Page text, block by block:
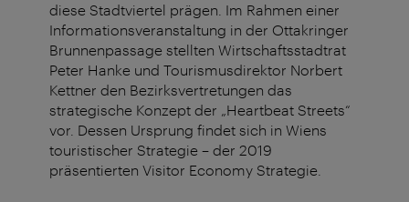
diese Stadtviertel prägen. Im Rahmen einer
Informationsveranstaltung in der Ottakringer
Brunnenpassage stellten Wirtschaftsstadtrat
Peter Hanke und Tourismusdirektor Norbert
Kettner den Bezirksvertretungen das
strategische Konzept der „Heartbeat Streets“
vor. Dessen Ursprung findet sich in Wiens
touristischer Strategie – der 2019
präsentierten Visitor Economy Strategie.